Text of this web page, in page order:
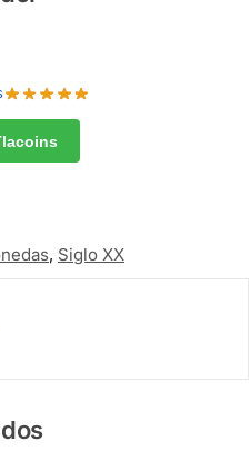
, Siglo XX